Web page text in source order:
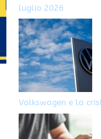
luglio 2026
Volkswagen e la